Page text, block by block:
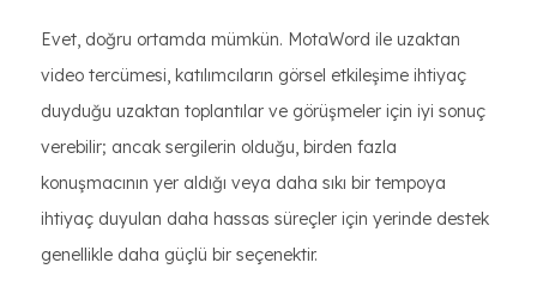
Evet, doğru ortamda mümkün. MotaWord ile uzaktan
video tercümesi, katılımcıların görsel etkileşime ihtiyaç
duyduğu uzaktan toplantılar ve görüşmeler için iyi sonuç
verebilir; ancak sergilerin olduğu, birden fazla
konuşmacının yer aldığı veya daha sıkı bir tempoya
ihtiyaç duyulan daha hassas süreçler için yerinde destek
genellikle daha güçlü bir seçenektir.